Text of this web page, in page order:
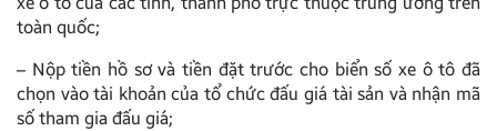
toàn quốc;
– Nộp tiền hồ sơ và tiền đặt trước cho biển số xe ô tô đã
chọn vào tài khoản của tổ chức đấu giá tài sản và nhận mã
số tham gia đấu giá;